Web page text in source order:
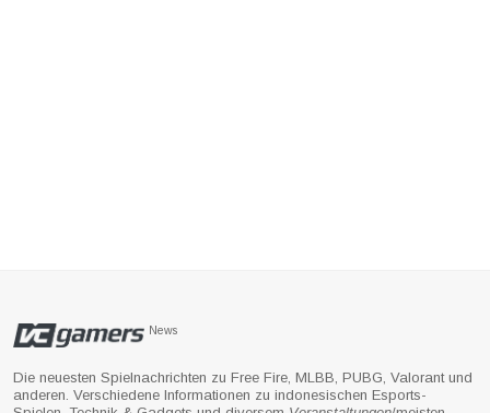
News
Die neuesten Spielnachrichten zu Free Fire, MLBB, PUBG, Valorant und
anderen. Verschiedene Informationen zu indonesischen Esports-